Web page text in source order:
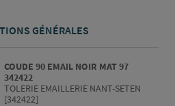
GÉNÉRALES
COUDE 90 EMAIL NOIR MAT 97
342422
TOLERIE EMAILLERIE NANT-SETEN
[342422]